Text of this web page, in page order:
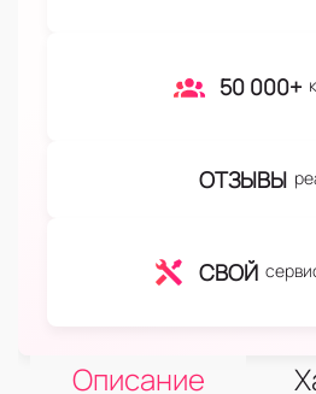
50 000+
ОТЗЫВЫ
СВОЙ
Описание